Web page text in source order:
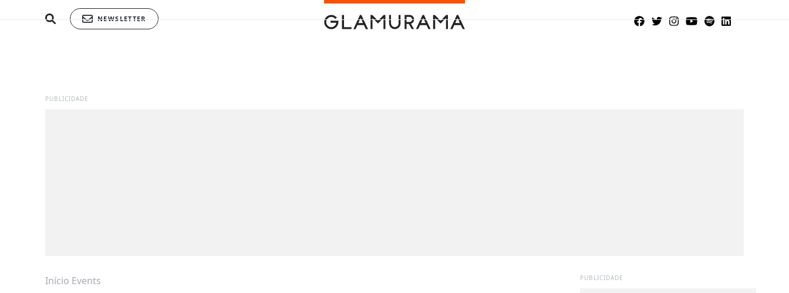
NEWSLETTER
PUBLICIDADE
Início Events PUBLICIDADE